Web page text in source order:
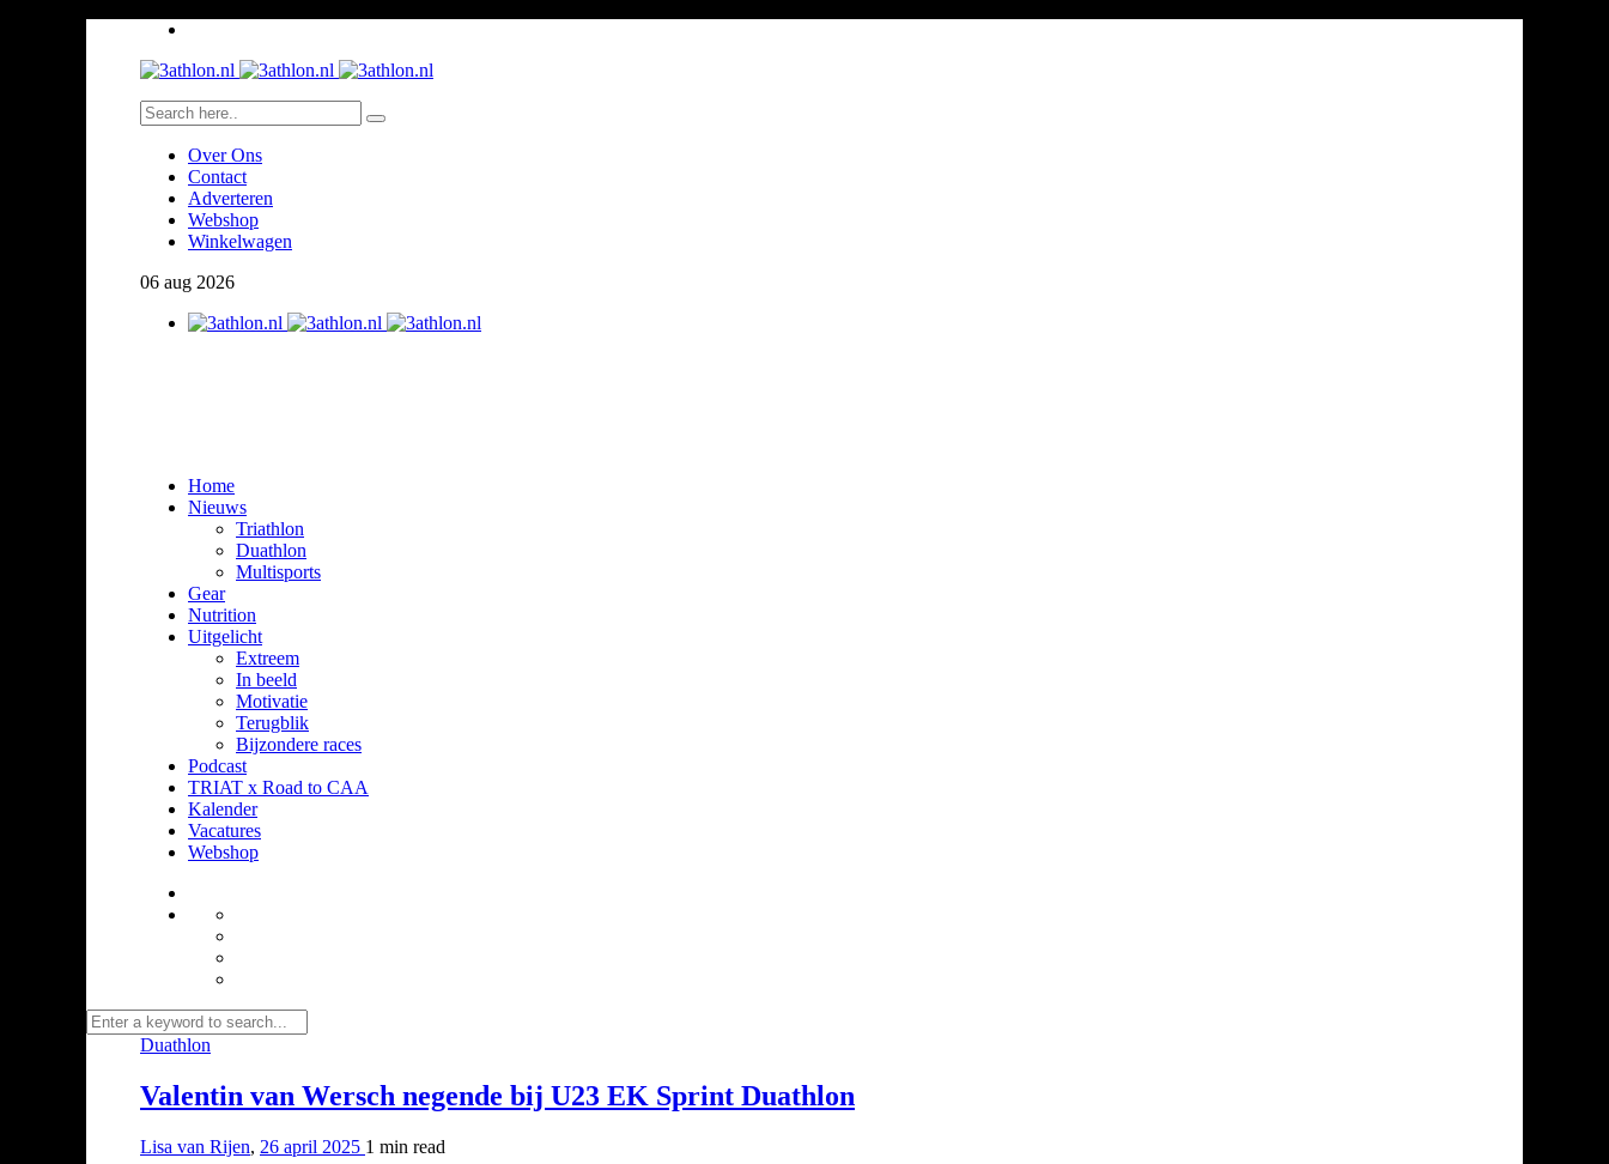
Over Ons
Contact
Adverteren
Webshop
Winkelwagen
06 aug 2026
Home
Nieuws
Triathlon
Duathlon
Multisports
Gear
Nutrition
Uitgelicht
Extreem
In beeld
Motivatie
Terugblik
Bijzondere races
Podcast
TRIAT x Road to CAA
Kalender
Vacatures
Webshop
Duathlon
Valentin van Wersch negende bij U23 EK Sprint Duathlon
Lisa van Rijen, 26 april 2025 1 min read